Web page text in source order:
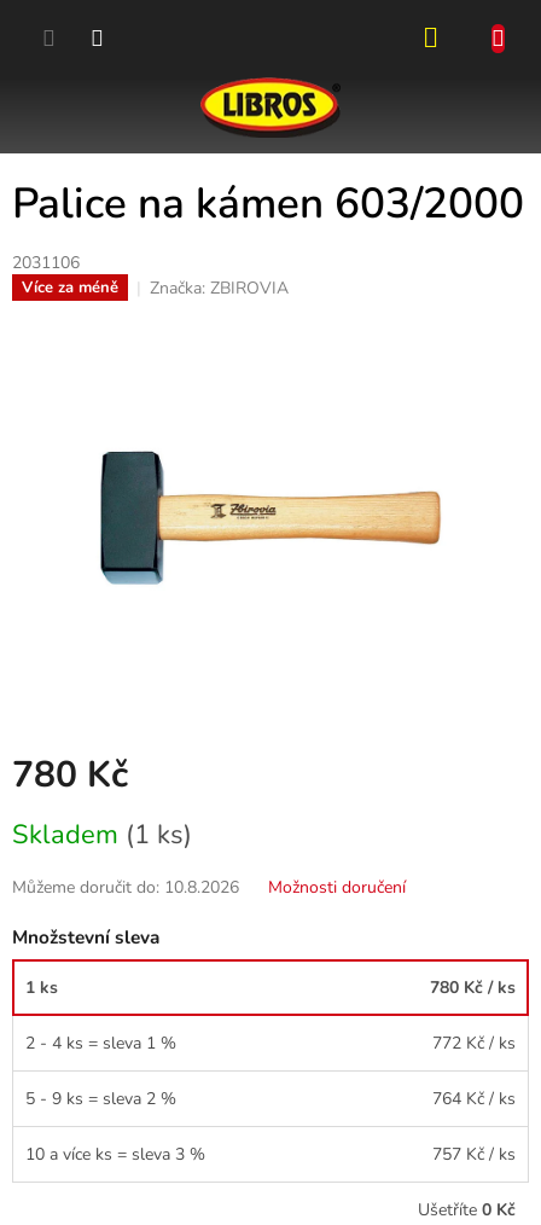
Palice na kámen 603/2000
2031106
Více za méně Značka: ZBIROVIA
780 Kč
cena:
Skladem (1 ks)
Můžeme doručit do: 10.8.2026 Možnosti doručení
Množstevní sleva
1 ks 780 Kč / ks
2 - 4 ks = sleva 1 % 772 Kč / ks
5 - 9 ks = sleva 2 % 764 Kč / ks
10 a více ks = sleva 3 % 757 Kč / ks
Ušetříte 0 Kč